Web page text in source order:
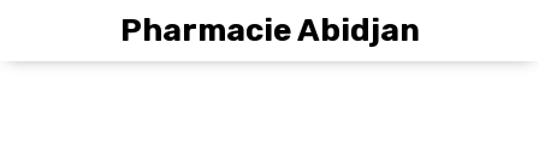
Pharmacie Abidjan